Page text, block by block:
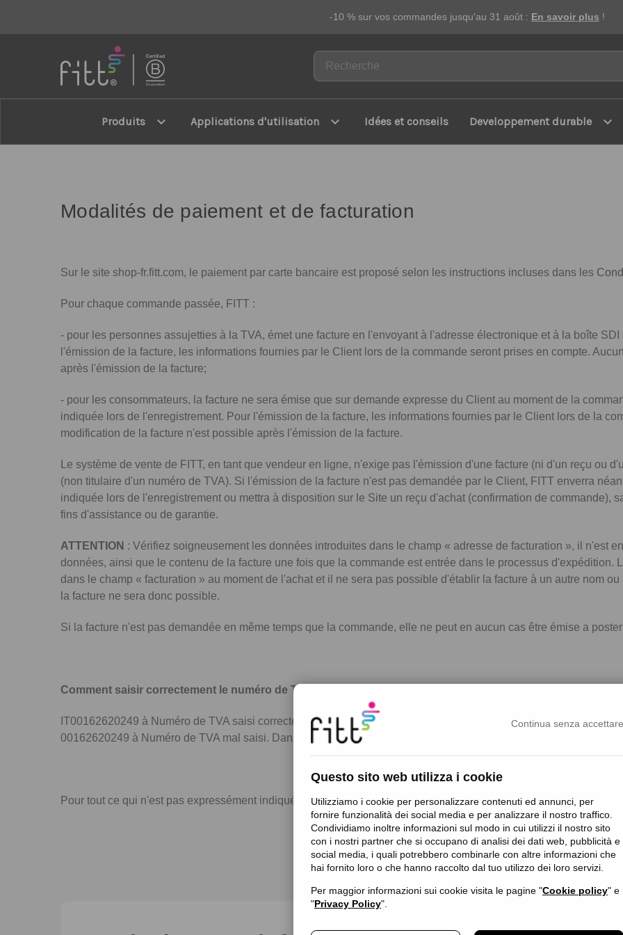
Continua senza accettare
Questo sito web utilizza i cookie
Utilizziamo i cookie per personalizzare contenuti ed annunci, per
fornire funzionalità dei social media e per analizzare il nostro traffico.
Condividiamo inoltre informazioni sul modo in cui utilizzi il nostro sito
con i nostri partner che si occupano di analisi dei dati web, pubblicità e
social media, i quali potrebbero combinarle con altre informazioni che
hai fornito loro o che hanno raccolto dal tuo utilizzo dei loro servizi.
Per maggior informazioni sui cookie visita le pagine "Cookie policy" e
"Privacy Policy".
-10 % sur vos commandes jusqu'au 31 août : En savoir plus !
Produits expand_more Applications d'utilisation expand_more Idées et conseils Developpement durable expand_more
Modalités de paiement et de facturation
Sur le site shop-fr.fitt.com, le paiement par carte bancaire est proposé selon les instructions incluses dans les
Pour chaque commande passée, FITT :
- pour les personnes assujetties à la TVA, émet une facture en l'envoyant à l'adresse électronique et à la boîte
l'émission de la facture, les informations fournies par le Client lors de la commande seront prises en compte.
après l'émission de la facture;
- pour les consommateurs, la facture ne sera émise que sur demande expresse du Client au moment de la
indiquée lors de l'enregistrement. Pour l'émission de la facture, les informations fournies par le Client lors de la
modification de la facture n'est possible après l'émission de la facture.
Le système de vente de FITT, en tant que vendeur en ligne, n'exige pas l'émission d'une facture (ni d'un reçu ou
(non titulaire d'un numéro de TVA). Si l'émission de la facture n'est pas demandée par le Client, FITT enverra
indiquée lors de l'enregistrement ou mettra à disposition sur le Site un reçu d'achat (confirmation de commande),
fins d'assistance ou de garantie.
ATTENTION : Vérifiez soigneusement les données introduites dans le champ « adresse de facturation », il n'est
données, ainsi que le contenu de la facture une fois que la commande est entrée dans le processus d'expédition.
dans le champ « facturation » au moment de l'achat et il ne sera pas possible d'établir la facture à un autre nom
la facture ne sera donc possible.
Si la facture n'est pas demandée en même temps que la commande, elle ne peut en aucun cas être émise a
Comment saisir correctement le numéro de TVA : Le numéro doit être saisi complet avec le code ISO du pays
IT00162620249 à Numéro de TVA saisi correctement
00162620249 à Numéro de TVA mal saisi. Dans ce cas, il ne sera pas possible d'émettre une facture.
Pour tout ce qui n'est pas expressément indiqué sur cette page il faut se référer auxConditions Générales de Vente